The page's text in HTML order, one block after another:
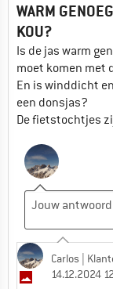
WARM
KOU?
Is de jas warm
moet komen met
En is winddicht
een donsjas?
De fietstochtjes
Carlos |
14.12.2024